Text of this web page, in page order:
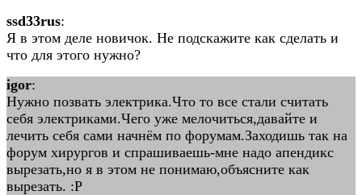
ssd33rus:
Я в этом деле новичок. Не подскажите как сделать и
что для этого нужно?
igor:
Нужно позвать электрика.Что то все стали считать
себя электриками.Чего уже мелочиться,давайте и
лечить себя сами начнём по форумам.Заходишь так на
форум хирургов и спрашиваешь-мне надо апендикс
вырезать,но я в этом не понимаю,объясните как
вырезать. :P